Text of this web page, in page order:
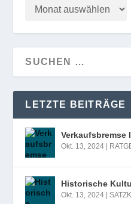
LETZTE BEITRÄGE
Okt. 13, 2024
Historische
Okt. 13, 2024 |